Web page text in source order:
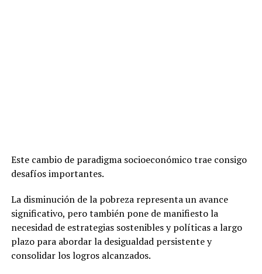
Este cambio de paradigma socioeconómico trae consigo
desafíos importantes.
La disminución de la pobreza representa un avance
significativo, pero también pone de manifiesto la
necesidad de estrategias sostenibles y políticas a largo
plazo para abordar la desigualdad persistente y
consolidar los logros alcanzados.